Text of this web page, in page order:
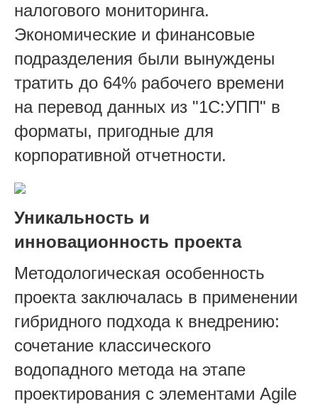
налогового мониторинга.
Экономические и финансовые
подразделения были вынуждены
тратить до 64% рабочего времени
на перевод данных из "1С:УПП" в
форматы, пригодные для
корпоративной отчетности.
Уникальность и
инновационность проекта
Методологическая особенность
проекта заключалась в применении
гибридного подхода к внедрению:
сочетание классического
водопадного метода на этапе
проектирования с элементами Agile